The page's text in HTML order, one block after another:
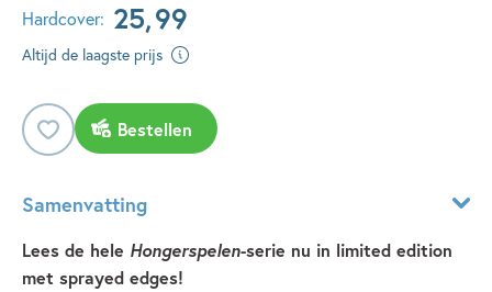
Hardcover: 25,99
Altijd de laagste prijs
Bestellen
Samenvatting
Lees de hele Hongerspelen-serie nu in limited edition
met sprayed edges!